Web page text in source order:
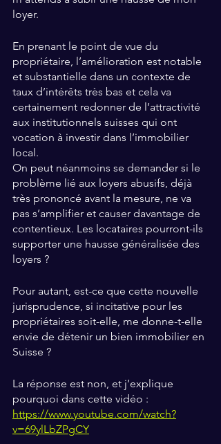
loyer.
En prenant le point de vue du
propriétaire, l’amélioration est notable
et substantielle dans un contexte de
taux d’intérêts très bas et cela va
certainement redonner de l’attractivité
aux institutionnels suisses qui ont
vocation à investir dans l’immobilier
local.
On peut néanmoins se demander si le
problème lié aux loyers abusifs, déjà
très prononcé avant la mesure, ne va
pas s’amplifier et causer davantage de
contentieux. Les locataires pourront-ils
supporter une hausse généralisée des
loyers ?
Pour autant, est-ce que cette nouvelle
jurisprudence, si incitative pour les
propriétaires soit-elle, me donne-t-elle
envie de détenir un bien immobilier en
Suisse ?
La réponse est non, et j’explique
pourquoi dans cette vidéo :
https://www.youtube.com/watch?
v=69ylLbZPgCY